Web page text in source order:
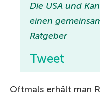
Die USA und
einen
Ratgeber
Tweet
Oftmals erhält man